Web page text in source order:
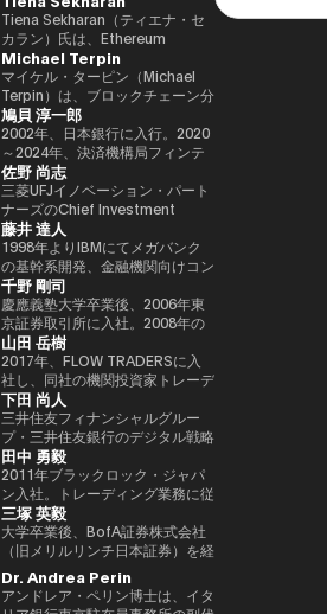
省出向(中近東第一課) 2000年7月
~2001年6月 金融庁 証券取引等監
視委員会 2001年7月~2002年6月
国税庁 大阪国税局総務課長 2002
年7月~2005年6月 内閣府出向(特
命担当大臣秘書専門官) 2005年7
月~2005年8月 財務省主計局主査
受けています。 2025年8月に
は、Blue Origin の NS-34ミッシ
ョン に搭乗し、世界で712人目の
宇宙飛行士として宇宙へ渡航しま
した。 その関心分野は、テクノ
ロジー、投資、アート、慈善活
動、ゲーム、そして宇宙探査に及
びます。
経済、そしてオープン・メタバー
スの構築に寄与する、より公平な
デジタルの枠組みの実現を目指し
ています。 Yat氏は1990年に
Atari Germanyでキャリアをスタ
ートさせました。1995年には香
港に移り、アジア初の無料ウェブ
ページおよび無料メールサービス
提供企業であるHong Kong
Cybercity/Freenationを設立し
ました。1998年には、多言語対
応のホワイトラベルWebサービ
スの先駆者として高く評価された
Outblazeを設立しました。2009
年にはOutblazeのメッセージン
グ事業をIBMに売却し、その後
Outblazeを、デジタルエンター
テインメント分野のサービスや製
品を開発するプロジェクトや企業
を育成するインキュベーターへと
転換しました。そのインキュベー
ト企業のひとつが、2014年に設
立されたAnimoca Brandsです。
2017年には、従来の教育システ
ムではあまり重視されてこなかっ
た発散的思考やデザイン思考など
のスキルを育む放課後型デジタル
ラボ、Dalton Learning Labを設
立しました。また、テクノロジー
における社会的意義のある課題を
研究するOutblazeのリサーチ部
門、ThinkBlazeの創設者でもあ
NFT作品「Re-Digitalization of
Waves(foundation・2021)」な
ど。2016年PrixArsElectronica栄
誉賞 、EUよりSTARTSPrize受
賞、
2019SXSWCreativeExperienceARROWAwards
受賞。Apollo Magazine 40
UNDER 40 ART andTECH、
Asia Digital Art Award優秀賞、
文化庁メディア芸術祭アート部門
審査委員会推薦作品多数。
公平な成長を実現するための迅速
な価値創出を可能にすることで
す。 同財団に参画する以前は、
スイスおよびスカンジナビア諸国
において17年以上にわたり、プ
ロフェッショナルサービスおよび
金融業界に従事し、資本市場、デ
ジタル資産運用、プライベートバ
ンキング、トレーディング・イン
フラストラクチャー分野に注力し
てきました。
ー。 現在はロケット開発や、ア
プリのプロデュース、また予防医
療普及協会として予防医療を啓蒙
する等 様々な分野で活動する。
会員制オンラインサロン『堀江貴
文イノベーション大学校
（HIU）』では、700名近い会員
とともに多彩なプロジェクトを展
開している。
http://salon.horiemon.com 著
書 『金を使うならカラダに使
え。』『ＣｈａｔＧＰＴ ｖｓ．
未来のない仕事をする人たち』
『２０３５ １０年後のニッポ
ン ホリエモンの未来予測大全』
など
Tiena Sekharan（ティエナ・セ
カラン）氏は、Ethereum
Foundationのアジア太平洋
（APAC）地域におけるHead of
Institutionsを務めており、エン
タープライズ分野での導入推進を
通じてEthereumエコシステムの
発展をリードしています。 キャ
リアは伝統的な金融業界からスタ
ートし、Lehman Brothers、
BNP Paribas、JPMorganなどで
要職を歴任しました。 Ethereum
Foundation参画前は、
JPMorganのブロックチェーン部
門であるKinexysに所属し、JPM
CoinやTokenized Depositsなど
のプロダクト推進を担当していま
した。
Michael Terpin
マイケル・ターピン（Michael
Terpin）は、ブロックチェーン分
野の投資およびアドバイザリー会
社 Transform Ventures の創業者
兼CEOであり、また Supercycle
Genesis Partners, LP のCEO兼
最高投資責任者（CIO）を務めて
いる。同ファンドは、ビットコイ
ン専業としては世界初のアルゴリ
ズム型暗号資産ヘッジファンドで
あり、各サイクルの高値でビット
コインを売却し、底値でより多く
を買い戻すという投資仮説を掲げ
ている。 ターピンは35年以上に
わたり連続起業家および投資家と
して活躍してきた、極めて経験豊
富なエグゼクティブであり、数多
くの成功したイグジットを実現し
てきた。その実績を背景に、プエ
ルトリコを拠点とするファミリー
オフィス Transform Capital を
設立している。 また、ビットコ
インの初期投資家かつ思想的リー
ダー（thought leader）として
も知られ、Ethereum や Tether
を含む主要ブロックチェーンプロ
ジェクトの初期マーケティングお
よびアドバイザリーに関与した人
物である。こうした功績から、
鳩貝 淳一郎
2002年、日本銀行に入行。2020
～2024年、決済機構局フィンテ
ックグループ長。2024〜2025
年、FinTech副センター長、デジ
タル通貨検証グループ長。2025
年7月より出向し、現職。2025年
4月より東京大学大学院経済学研
究科CARF招聘研究員。 訳書に
『ビットコインとブロックチェー
ン：暗号通貨を支える技術』
（NTT出版）、『マスタリン
グ・イーサリアム ―スマートコ
ントラクトとDAppの構築』（オ
ライリージャパン）など。共著に
『Web3の未解決問題』（日経
BP）、『Web3・暗号資産 13
人の未来予測』（朝日新聞出
版）。
佐野 尚志
三菱UFJイノベーション・パート
ナーズのChief Investment
Officerとして、AUM 800億円の
ファンドにおいて日・米・アジア
を中心にスタートアップ出資と事
業開発の責任者を担う。MUIP参
画以前は独立系VCのGlobal
Brainにて、国内外スタートアッ
プ投資やCVCの運営に従事。そ
れ以前はソニーにて、技術投資や
JV設立等の新規事業プロジェク
トのファイナンス、またリテール
エナジー事業のカテゴリー責任者
として、海外事業を運営。
藤井 達人
1998年よりIBMにてメガバンク
の基幹系開発、金融機関向けコン
サル業務に従事。 Microsoftを経
てMUFGのイノベーション事業に
参画しDXプロジェクトをリー
ド。 auフィナンシャルホールデ
ィングスにて執行役員チーフデジ
タルオフィサー兼IT統括部長、
Microsoftで業務執行役員 金融イ
ノベーション本部長を務めた後、
現職。 一般社団法人
FINOVATORS設立。2021年より
日本ブロックチェーン協会理事就
任。同志社大卒、東大EMP第17
期修了。
千野 剛司
慶應義塾大学卒業後、2006年東
京証券取引所に入社。2008年の
金融危機以降、債務不履行管理プ
ロセスの改良プロジェクトに参画
し、日本証券クリアリング機構に
てOTCデリバティブ（クレジッ
ト・デフォルト・スワップおよび
金利スワップ）の清算プロジェク
トを主導するとともに、日本取引
所グループの清算決済分野の経営
企画を担当。2016年より
PwCJapanのCEO Office（経営
企画）にて、リーダーシップチー
ムの戦略的な議論をサポート。
2018年7月、世界的な暗号資産取
引所であるKrakenを運営する
Payward, Inc.（米国）に入社
山田 岳樹
2017年、FLOW TRADERSに入
社し、同社の機関投資家トレーデ
ィング部門にて、シンガポールお
よび香港支社を拠点にアジアの機
関投資家とのブロック取引を担
当。ETFを中心に外国債券や暗号
資産を含む幅広いプロダクトにお
いて機関投資家に流動性を提供す
る。また日本国内の証券会社、運
用会社、取引所・交換所、電子取
引プラットフォームとのビジネス
開発を担当し、同社の日本関連の
ビジネス全般に携わる。 FLOW
TRADERSは東京証券取引所の
下田 尚人
三井住友フィナンシャルグルー
プ・三井住友銀行のデジタル戦略
部 部長。デジタルアセットに関
するSMBCグループの取り組みを
取りまとめ。 2025年6月まで日
本銀行決済機構局参事役。決済機
構局では、新しい技術を使った決
済高度化プロジェクトの企画・推
進（Project Agora等）、AIの金
融システムへの影響に関する国際
的検討等に従事。また、BIS決済
田中 勇毅
2011年ブラックロック・ジャパ
ン入社。トレーディング業務に従
事後、2024年3月よりブラックロ
ック・グローバル・マーケッツ部
長としてトレーディング、セキュ
リティーズ・レンディング、キャ
ッシュ・マネジメントを統括。ま
たデジタル戦略の分野においても
三塚 英毅
大学卒業後、BofA証券株式会社
（旧メリルリンチ日本証券）を経
て、BNPパリバ証券株式会社にて
複数の役職を経た後、グローバル
マーケッツ統括本部COOに就
Dr. Andrea Perin
アンドレア・ペリン博士は、イタ